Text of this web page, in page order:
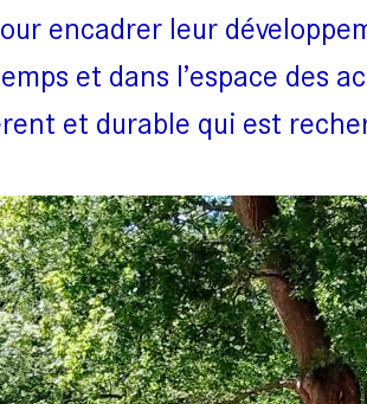
encadrer leur
et dans l’espace des
et durable qui est